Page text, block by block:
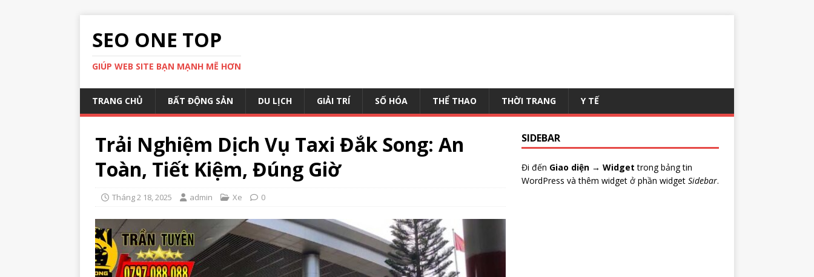
SEO ONE TOP
GIÚP WEB SITE BẠN MẠNH MẼ HƠN
TRANG CHỦ BẤT ĐỘNG SẢN DU LỊCH GIẢI TRÍ SỐ HÓA THỂ THAO THỜI TRANG Y TẾ
Trải Nghiệm Dịch Vụ Taxi Đắk Song: An
Toàn, Tiết Kiệm, Đúng Giờ
Tháng 2 18, 2025 admin Xe 0
SIDEBAR
Đi đến Giao diện → Widget trong bảng tin
WordPress và thêm widget ở phần widget Sidebar.